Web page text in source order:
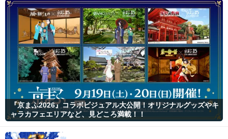
『京まふ2026』コラボビジュアル大公開！オリジナルグッズやキ
ャラカフェエリアなど、見どころ満載！！